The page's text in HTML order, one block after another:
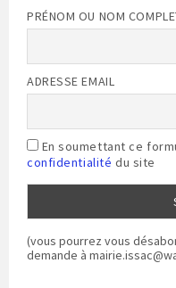
PRÉNOM OU NOM
ADRESSE EMAIL
En soumettant ce
confidentialité du site
(vous pourrez vous
demande à